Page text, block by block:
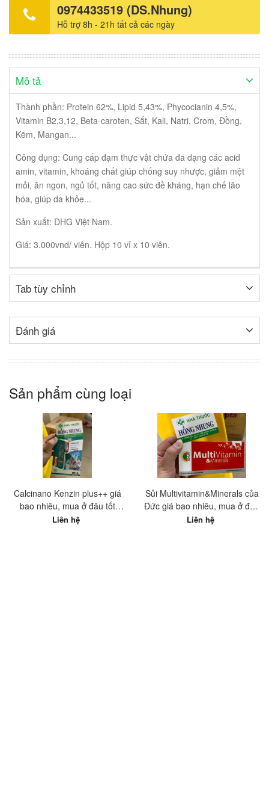
0974433519 (DS.Nhung)
Hỗ trợ 8h - 21h tất cả các ngày
Mô tả
Thành phần: Protein 62%, Lipid 5,43%, Phycocianin 4,5%,
Vitamin B2,3,12, Beta-caroten, Sắt, Kali, Natri, Crom, Đồng,
Kẽm, Mangan...
Công dụng: Cung cấp đạm thực vật chứa đa dạng các acid
amin, vitamin, khoáng chất giúp chống suy nhược, giảm mệt
mỏi, ăn ngon, ngủ tốt, nâng cao sức đề kháng, hạn chế lão
hóa, giúp da khỏe...
Sản xuất: DHG Việt Nam.
Giá: 3.000vnd/ viên. Hộp 10 vỉ x 10 viên.
Tab tùy chỉnh
Đánh giá
Sản phẩm cùng loại
Calcinano Kenzin plus++ giá
bao nhiêu, mua ở đâu tốt
nhất?
Liên hệ
Sủi Multivitamin&Minerals của
Đức giá bao nhiêu, mua ở đâu
tốt nhất?
Liên hệ